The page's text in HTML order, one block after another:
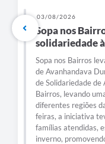
03/08/2026
Sopa nos
solidariedade
Sopa nos Bairros
de Avanhandava
de Solidariedade de
Bairros, levando
diferentes regiões
feiras, a iniciativa
famílias atendidas,
inverno,